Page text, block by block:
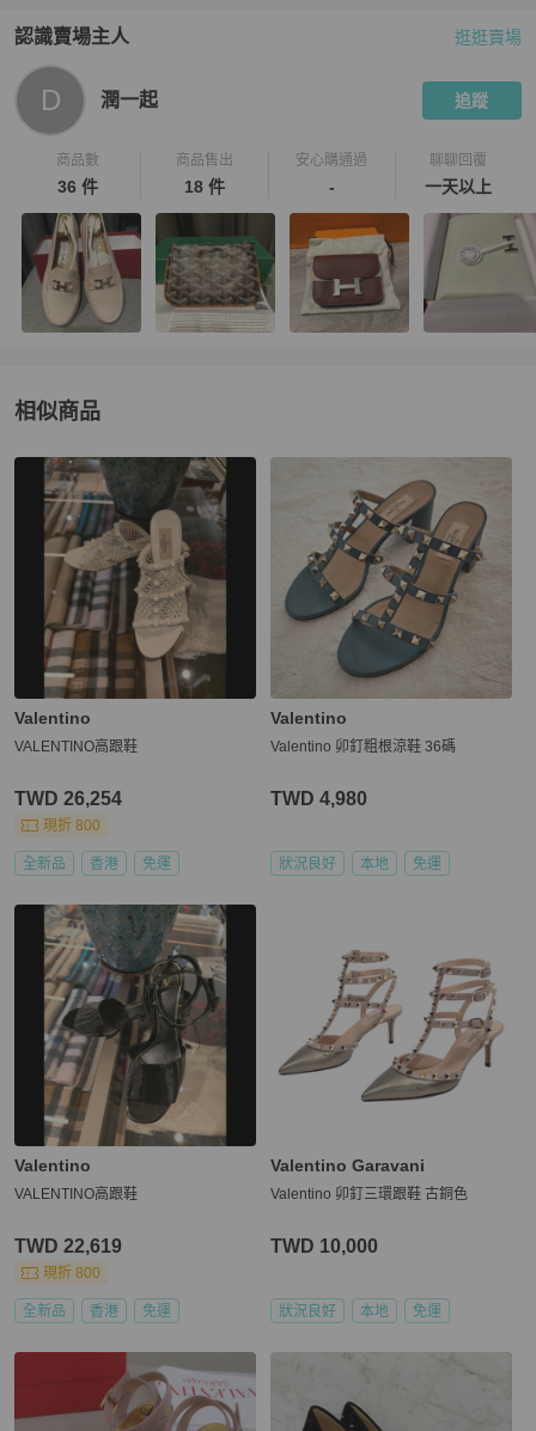
認識賣場主人
PopChill 拍拍圈嚴選賣家
逛逛賣場
D 潤一起 追蹤
商品數
36 件
商品售出
18 件
安心購通過
-
聊聊回覆
一天以上
相似商品
更多相似Valentino Garavani女鞋推薦精品
Valentino
VALENTINO高跟鞋
TWD 26,254
現折 800
全新品 香港 免運
Valentino
Valentino 卯釘粗根涼鞋 36碼
TWD 4,980
狀況良好 本地 免運
Valentino
VALENTINO高跟鞋
TWD 22,619
現折 800
全新品 香港 免運
Valentino Garavani
Valentino 卯釘三環跟鞋 古銅色
TWD 10,000
狀況良好 本地 免運